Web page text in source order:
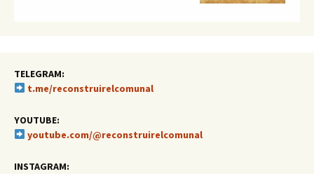
TELEGRAM:
t.me/reconstruirelcomunal
YOUTUBE:
youtube.com/@reconstruirelcomunal
INSTAGRAM: